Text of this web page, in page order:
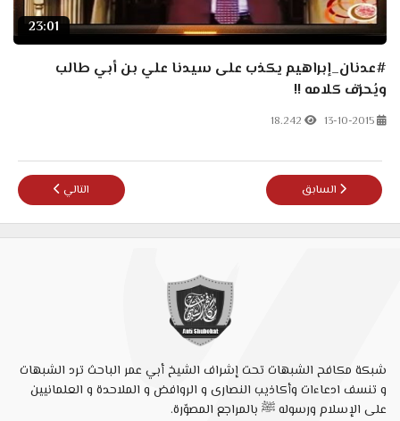
23:01
#عدنان_إبراهيم يكذب على سيدنا علي بن أبي طالب
ويُحرِّف كلامه !!
13-10-2015
18.242
المقال السابق: محمد شمس ، كلمة السر الكذب مستمر ...
السابق المقال التالي:
التالي
شبكة مكافح الشبهات تحت إشراف الشيخ أبي عمر الباحث ترد الشبهات
و تنسف ادعاءات وأكاذيب النصارى و الروافض و الملاحدة و العلمانيين
على الإسلام ورسوله ﷺ بالمراجع المصوّرة.